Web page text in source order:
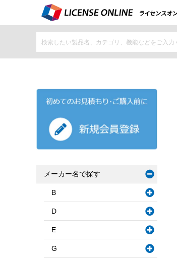
メーカー名で探す
B
D
E
G